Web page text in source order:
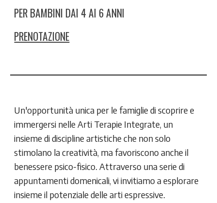
PER BAMBINI DAI 4 AI 6 ANNI
PRENOTAZIONE
Un'opportunità unica per le famiglie di scoprire e
immergersi nelle Arti Terapie Integrate, un
insieme di discipline artistiche che non solo
stimolano la creatività, ma favoriscono anche il
benessere psico-fisico. Attraverso una serie di
appuntamenti domenicali, vi invitiamo a esplorare
insieme il potenziale delle arti espressive.